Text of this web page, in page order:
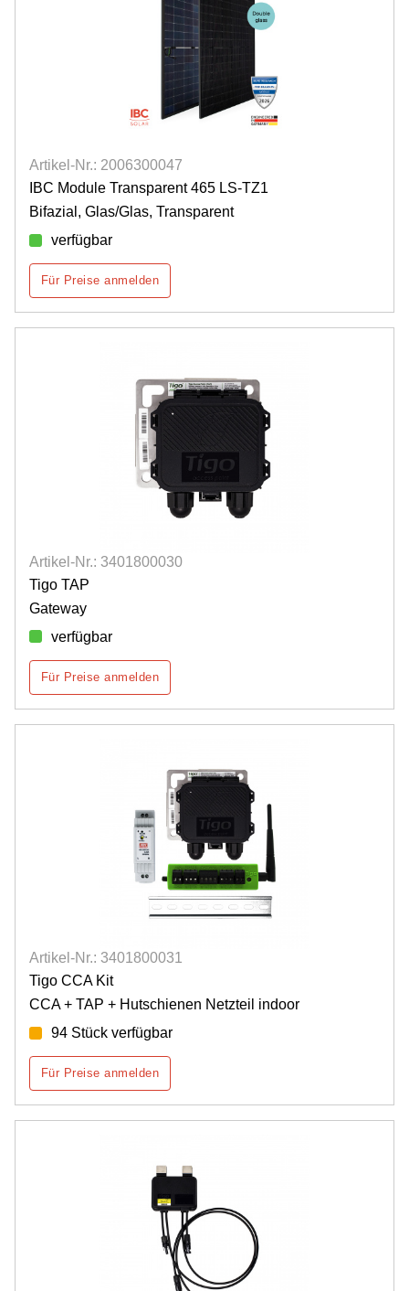
Artikel-Nr.: 2006300047
IBC Module Transparent 465 LS-TZ1
Bifazial, Glas/Glas, Transparent
verfügbar
Für Preise anmelden
Artikel-Nr.: 3401800030
Tigo TAP
Gateway
verfügbar
Für Preise anmelden
Artikel-Nr.: 3401800031
Tigo CCA Kit
CCA + TAP + Hutschienen Netzteil indoor
94 Stück verfügbar
Für Preise anmelden